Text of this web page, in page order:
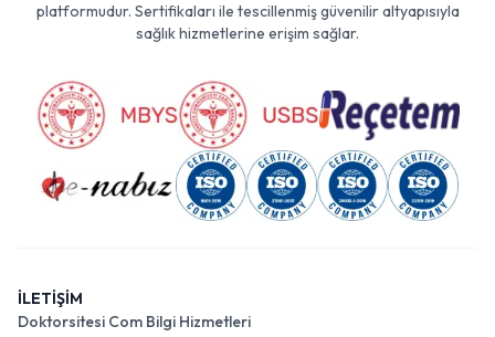
platformudur. Sertifikaları ile tescillenmiş güvenilir altyapısıyla
sağlık hizmetlerine erişim sağlar.
İLETİŞİM
Doktorsitesi Com Bilgi Hizmetleri